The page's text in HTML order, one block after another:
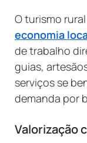
O turismo
economia
de trabalho
guias,
serviços se
demanda por
Valorização